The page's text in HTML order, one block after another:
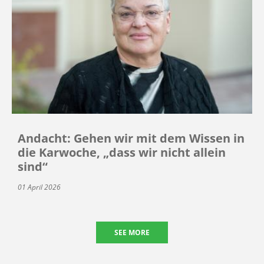
Andacht: Gehen wir mit dem Wissen in
die Karwoche, „dass wir nicht allein
sind“
01 April 2026
SEE MORE